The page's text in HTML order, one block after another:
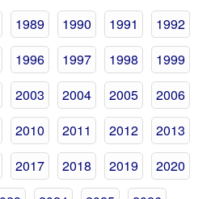
1989 1990 1991
1992
1996 1997 1998
1999
2003 2004 2005
2006
2010 2011 2012
2013
2017 2018 2019
2020